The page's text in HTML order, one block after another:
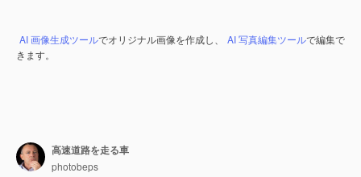
AI 画像生成ツールでオリジナル画像を作成し、 AI 写真編集ツールで編集で
きます。
高速道路を走る車
photobeps